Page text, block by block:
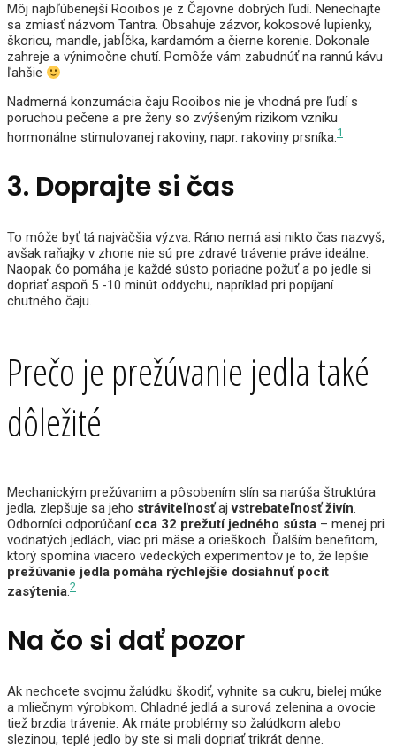
Môj najbľúbenejší Rooibos je z Čajovne dobrých ľudí. Nenechajte
sa zmiasť názvom Tantra. Obsahuje zázvor, kokosové lupienky,
škoricu, mandle, jabĺčka, kardamóm a čierne korenie. Dokonale
zahreje a výnimočne chutí. Pomôže vám zabudnúť na rannú kávu
ľahšie
Nadmerná konzumácia čaju Rooibos nie je vhodná pre ľudí s
poruchou pečene a pre ženy so zvýšeným rizikom vzniku
hormonálne stimulovanej rakoviny, napr. rakoviny prsníka.1
3. Doprajte si čas
To môže byť tá najväčšia výzva. Ráno nemá asi nikto čas nazvyš,
avšak raňajky v zhone nie sú pre zdravé trávenie práve ideálne.
Naopak čo pomáha je každé sústo poriadne požuť a po jedle si
dopriať aspoň 5 -10 minút oddychu, napríklad pri popíjaní
chutného čaju.
Prečo je prežúvanie jedla také
dôležité
Mechanickým prežúvanim a pôsobením slín sa narúša štruktúra
jedla, zlepšuje sa jeho stráviteľnosťajvstrebateľnosť živín.
Odborníci odporúčaní cca 32 prežutí jedného sústa – menej pri
vodnatých jedlách, viac pri mäse a orieškoch. Ďalším benefitom,
ktorý spomína viacero vedeckých experimentov je to, že lepšie
prežúvanie jedla pomáha rýchlejšie dosiahnuť pocit
zasýtenia.2
Na čo si dať pozor
Ak nechcete svojmu žalúdku škodiť, vyhnite sa cukru, bielej múke
a mliečnym výrobkom. Chladné jedlá a surová zelenina a ovocie
tiež brzdia trávenie. Ak máte problémy so žalúdkom alebo
slezinou, teplé jedlo by ste si mali dopriať trikrát denne.